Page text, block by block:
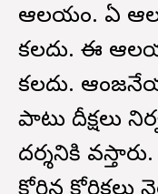
ఆలయం. ఏ
కలదు. ఈ
కలదు.
పాటు దీక్షలు
దర్శనికి